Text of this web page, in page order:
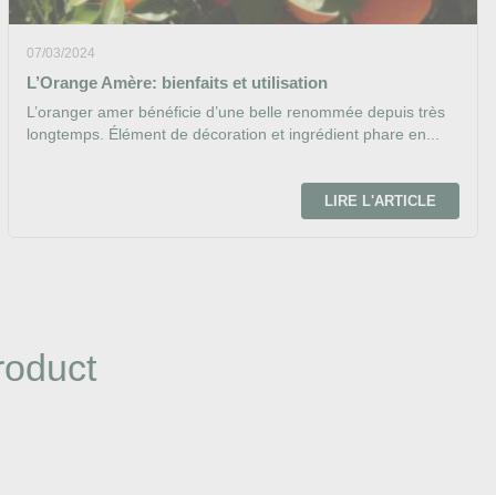
07/03/2024
L’Orange Amère: bienfaits et utilisation
L’oranger amer bénéficie d’une belle renommée depuis très
longtemps. Élément de décoration et ingrédient phare en...
LIRE L'ARTICLE